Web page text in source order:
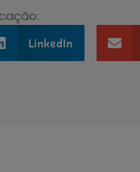
LinkedIn